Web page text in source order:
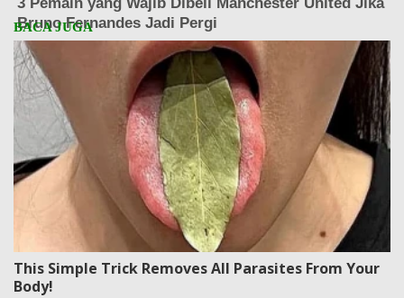
This Simple Trick Removes All Parasites From Your
Body!